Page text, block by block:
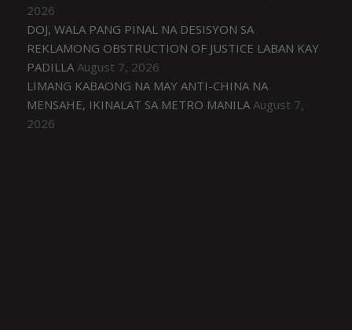
2026
DOJ, WALA PANG PINAL NA DESISYON SA
REKLAMONG OBSTRUCTION OF JUSTICE LABAN KAY
PADILLA August 7, 2026
LIMANG KABAONG NA MAY ANTI-CHINA NA
MENSAHE, IKINALAT SA METRO MANILA August 7,
2026